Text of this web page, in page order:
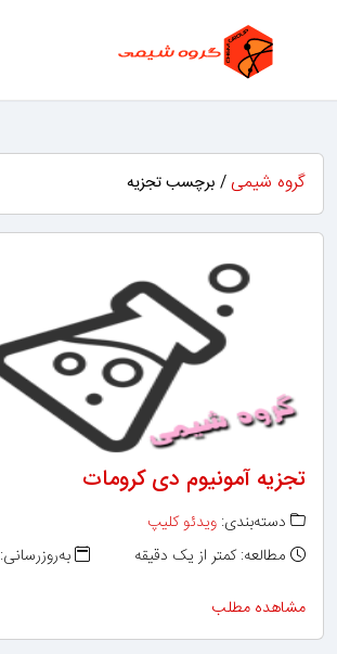
گروه شیمی / برچسب تجزیه
تجزیه آمونیوم دی کرومات
دسته‌بندی: ویدئو کلیپ
مطالعه: کمتر از یک دقیقه
به‌روزرسانی: ۱۳۹۲/۰۸/۰۳
مشاهده مطلب